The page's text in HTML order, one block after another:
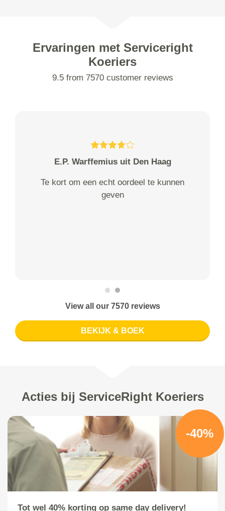
Ervaringen met Serviceright
Koeriers
9.5 from 7570 customer reviews
E.P. Warffemius uit Den Haag
Te kort om een echt oordeel te kunnen
geven
View all our 7570 reviews
BEKIJK & BOEK
Acties bij ServiceRight Koeriers
-40%
Tot wel 40% korting op same day delivery!